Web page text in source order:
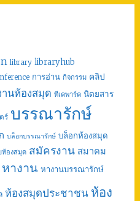
library libraryhub
การอ่าน กิจกรรม คลิป
านห้องสมุด ทีเคพาร์ค นิตยสาร
ร์ บรรณารักษ์
บล็อกบรรณารักษ์ บล็อกห้องสมุด
ห้องสมุด สมัครงาน สมาคม
หางาน หางานบรรณารักษ์
ห้องสมุดประชาชน ห้อง